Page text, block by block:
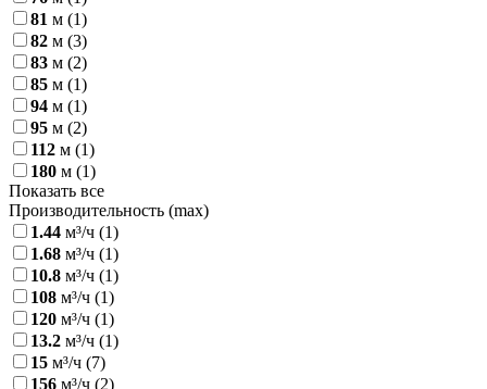
81 м (1)
82 м (3)
83 м (2)
85 м (1)
94 м (1)
95 м (2)
112 м (1)
180 м (1)
Показать все
Производительность (max)
1.44 м³/ч (1)
1.68 м³/ч (1)
10.8 м³/ч (1)
108 м³/ч (1)
120 м³/ч (1)
13.2 м³/ч (1)
15 м³/ч (7)
156 м³/ч (2)